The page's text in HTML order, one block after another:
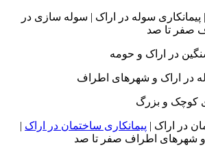
سوله در اراک | سوله سازی در
صفر تا صد
در اراک و حومه
در اراک و شهرهای اطراف
کوچک و بزرگ
در اراک | پیمانکاری ساختمان در اراک|
شهرهای اطراف صفر تا صد